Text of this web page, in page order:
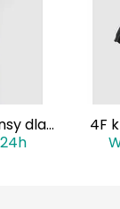
dla
4F